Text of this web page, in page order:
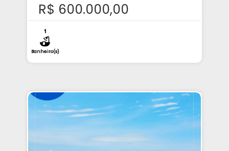
R$ 600.000,00
1
Banheiro(s)